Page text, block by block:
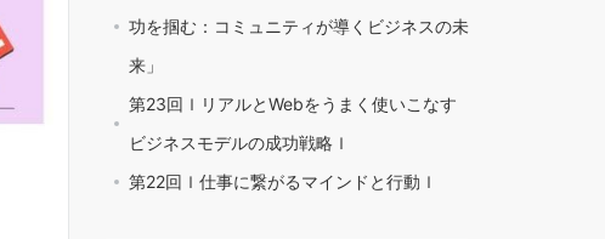
功を掴む：コミュニティが導くビジネスの未
来」
第23回ｌリアルとWebをうまく使いこなす
ビジネスモデルの成功戦略ｌ
第22回ｌ仕事に繋がるマインドと行動ｌ